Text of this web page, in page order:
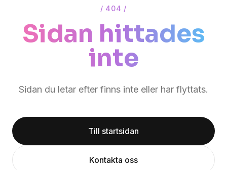
/ 404 /
Sidan hittades
inte
Sidan du letar efter finns inte eller har flyttats.
Till startsidan
Kontakta oss